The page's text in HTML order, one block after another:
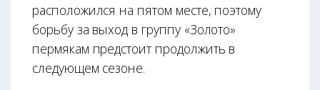
расположился на пятом месте, поэтому
борьбу за выход в группу «Золото»
пермякам предстоит продолжить в
следующем сезоне.